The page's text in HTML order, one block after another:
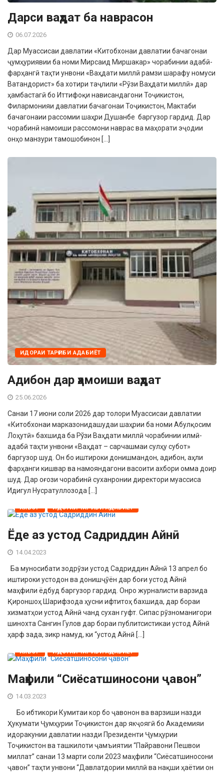
Дарси ваҳдат ба наврасон
06.07.2026
Дар Муассисаи давлатии «Китобхонаи давлатии бачагонаи
ҷумҳуриявии ба номи Мирсаид Миршакар» чорабинии адабӣ-
фарҳангӣ таҳти унвони «Ваҳдати миллӣ рамзи шарафу номуси
Ватандорист» ба хотири таҷлили «Рӯзи Ваҳдати миллӣ» дар
ҳамбастагӣ бо Иттифоқи нависандагони Тоҷикистон,
Филармонияи давлатии бачагонаи Тоҷикистон, Мактаби
бачагонаии рассомии шаҳри Душанбе баргузор гардид. Дар
чорабинӣ намоиши рассомони наврас ва маҳорати эҷодии
онҳо манзури тамошобинон […]
ИДОРАИ ТАРҒИБИ АДАБИЁТ
Адибон дар ҳамоиши ваҳдат
25.06.2026
Санаи 17 июни соли 2026 дар толори Муассисаи давлатии
«Китобхонаи марказонидашудаи шаҳрии ба номи Абулқосим
Лоҳутӣ» бахшида ба Рўзи Ваҳдати миллӣ чорабинии илмӣ-
адабӣ таҳти унвони «Ваҳдат – сарчашмаи сулҳу субот»
баргузор шуд. Он бо иштироки донишмандон, адибон, аҳли
фарҳанги кишвар ва намояндагони васоити ахбори омма доир
шуд. Дар оғози чорабинӣ суханронии директори муассиса
Идигул Нусратуллозода […]
АХБОР ИДОРАИ ТАРҒИБИ АДАБИЁТ
Ёде аз устод Садриддин Айнӣ
14.04.2023
Ба муносибати зодрӯзи устод Садриддин Айнӣ 13 апрел бо
иштироки устодон ва донишҷӯён дар боғи устод Айнӣ
маҳфили ёдбуд баргузор гардид. Онро журналисти варзида
Қироншоҳ Шарифзода ҳусни ифтитоҳ бахшида, дар бораи
хизматҳои устод Айнӣ чанд сухан гуфт. Сипас рӯзноманигори
шинохта Сангин Гулов дар бораи публитсистикаи устод Айнӣ
ҳарф зада, зикр намуд, ки “устод Айнӣ […]
АХБОР ИДОРАИ ТАРҒИБИ АДАБИЁТ
Маҳфили “Сиёсатшиносони ҷавон”
14.03.2023
Бо ибтикори Кумитаи кор бо ҷавонон ва варзиши назди
Ҳукумати Ҷумҳурии Тоҷикистон дар якҷоягӣ бо Академияи
идоракунии давлатии назди Президенти Ҷумҳурии
Тоҷикистон ва ташкилоти ҷамъиятии “Пайравони Пешвои
миллат” санаи 13 марти соли 2023 маҳфили “Сиёсатшиносони
ҷавон” таҳти унвони “Давлатдории миллӣ ва нақши ҳаётии он